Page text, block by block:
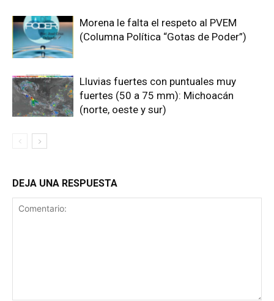
Morena le falta el respeto al PVEM
(Columna Política “Gotas de Poder”)
Lluvias fuertes con puntuales muy
fuertes (50 a 75 mm): Michoacán
(norte, oeste y sur)
DEJA UNA RESPUESTA